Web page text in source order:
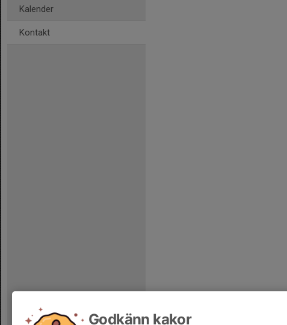
Kalender
Kontakt
Godkänn kakor